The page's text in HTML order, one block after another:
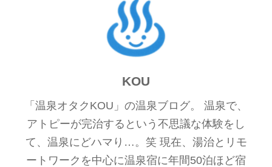
KOU
「温泉オタクKOU」の温泉ブログ。 温泉で、
アトピーが完治するという不思議な体験をし
て、温泉にどハマり…。笑 現在、湯治とリモ
ートワークを中心に温泉宿に年間50泊ほど宿